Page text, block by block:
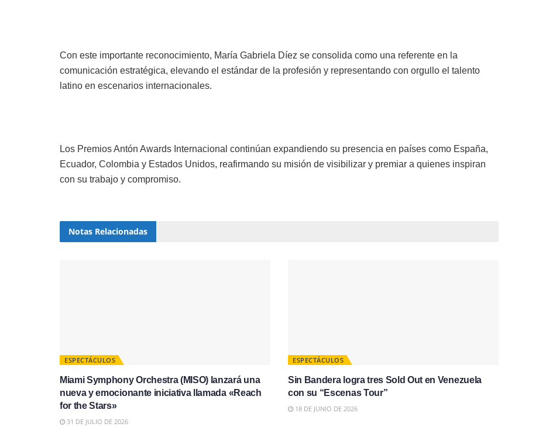
Con este importante reconocimiento, María Gabriela Díez se consolida como una referente en la
comunicación estratégica, elevando el estándar de la profesión y representando con orgullo el talento
latino en escenarios internacionales.
Los Premios Antón Awards Internacional continúan expandiendo su presencia en países como España,
Ecuador, Colombia y Estados Unidos, reafirmando su misión de visibilizar y premiar a quienes inspiran
con su trabajo y compromiso.
Notas Relacionadas
ESPECTÁCULOS
Miami Symphony Orchestra (MISO) lanzará una
nueva y emocionante iniciativa llamada «Reach
for the Stars»
31 DE JULIO DE 2026
ESPECTÁCULOS
Sin Bandera logra tres Sold Out en Venezuela
con su “Escenas Tour”
18 DE JUNIO DE 2026